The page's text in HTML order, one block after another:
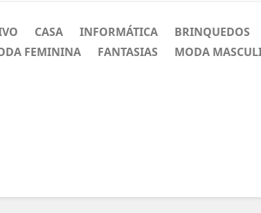
CASA INFORMÁTICA BRINQUEDOS
FEMININA FANTASIAS MODA